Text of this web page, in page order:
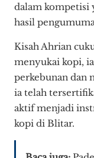
dalam kompetisi
hasil
Kisah Ahrian
menyukai kopi,
perkebunan dan
ia telah
aktif menjadi
kopi di Blitar.